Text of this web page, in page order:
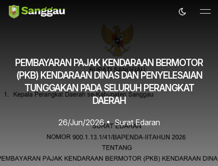
PEMBAYARAN PAJAK KENDARAAN BERMOTOR
(PKB) KENDARAAN DINAS DAN PENYELESAIAN
TUNGGAKAN PADA SELURUH PERANGKAT
DAERAH
26/Jun/2026•Surat Edaran